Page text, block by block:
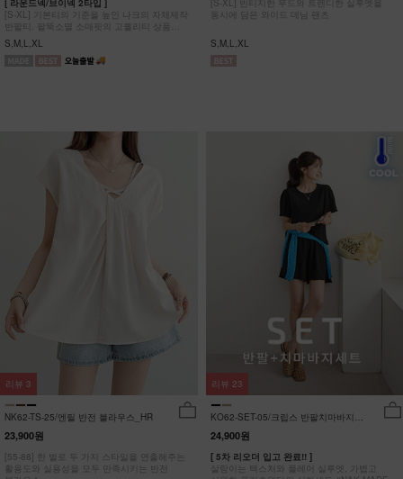
[S-XL] 기본티의 기준을 높인 나크의 자체제작
반팔티. 팔뚝소멸 소매핏의 고퀄리티 상품
#NAK MADE.
S,M,L,XL
동시에 담은 와이드 데님 팬츠
S,M,L,XL
NK62-TS-25/엔릴 반전 블라우스_HR
23,900원
[55-88] 한 벌로 두 가지 스타일을 연출해주는
활용도와 실용성을 모두 만족시키는 반전
리뷰 3
KO62-SET-05/크립스 반팔치마바지세
트_HR
24,900원
[ 5차 리오더 입고 완료!! ]
살랑이는 텍스처와 플레어 실루엣, 가볍고
리뷰 23